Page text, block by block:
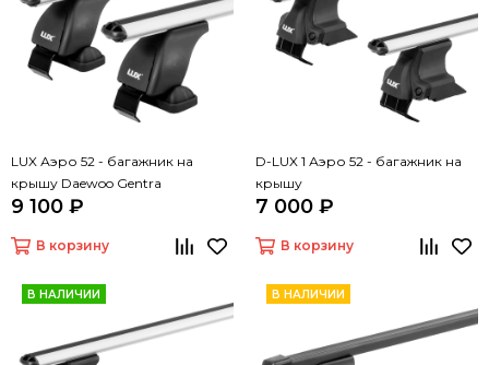
LUX Аэро 52 - багажник на
крышу Daewoo Gentra
9 100 ₽
В корзину
D-LUX 1 Аэро 52 - багажник на
крышу
7 000 ₽
В корзину
В НАЛИЧИИ В НАЛИЧИИ